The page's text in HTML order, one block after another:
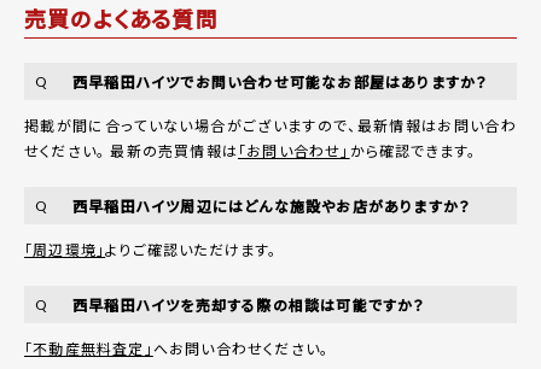
売買のよくある質問
Q 西早稲田ハイツでお問い合わせ可能なお部屋はありますか？
掲載が間に合っていない場合がございますので、最新情報はお問い合わ
せください。 最新の売買情報は「お問い合わせ」 から確認できます。
Q 西早稲田ハイツ周辺にはどんな施設やお店がありますか？
「周辺環境」よりご確認いただけます。
Q 西早稲田ハイツを売却する際の相談は可能ですか？
「不動産無料査定」へお問い合わせください。